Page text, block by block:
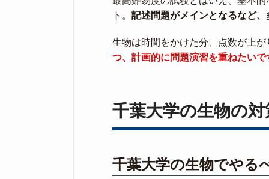
ト。 記述問題がメインとなるなど
生物は時間をかけた分、点数が上
つ、計画的に問題演習を重ねたいで
千葉大学の生物の
千葉大学の生物でやる